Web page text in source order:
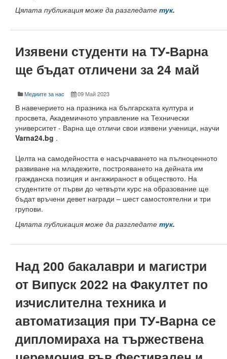
Национална програма "Млади учени и
Научна програма „Млади учени и постдокторанти“ 2020
Научна програма „Млади учени и постдокторанти“ 2021
Научна програма „Млади учени и постдокторанти“ 2019
Конференции организирани/подкрепени от ТУ-Варна -
Конференции
Периодични издания
Списание КНТ
Годишник на ТУ-Варна
Образци електронни формуляри
Месец на науката 2021
Електротехнически факултет
Машинно-технологичен факултет
Корабостроителен факултет
Добруджански технологичен колеж
Цялата публикация може да разгледате тук.
Изявени студенти на ТУ-Варна
ще бъдат отличени за 24 май
Медиите за нас 09 Май 2023
В навечерието на празника на българската култура и
просвета, Академичното управление на Технически
университет - Варна ще отличи свои изявени ученици, научи
Varna24.bg .
Целта на самодейността е насърчаването на пълноценното
развиване на младежите, построяването на дейната им
гражданска позиция и ангажираност в обществото. На
студентите от първи до четвърти курс на образование ще
бъдат връчени девет награди – шест самостоятелни и три
групови.
Цялата публикация може да разгледате тук.
Над 200 бакалаври и магистри
от Випуск 2022 на Факултет по
изчислителна техника и
автоматизация при ТУ-Варна се
дипломираха на тържествена